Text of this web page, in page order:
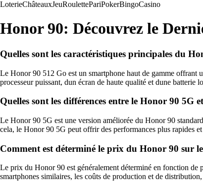
LoterieChâteauxJeuRoulettePariPokerBingoCasino
Honor 90: Découvrez le
Quelles sont les caractéristiques principales du
Le Honor 90 512 Go est un smartphone haut de gamme offrant
processeur puissant, dun écran de haute qualité et dune
Quelles sont les différences entre le Honor 90 5G
Le Honor 90 5G est une version améliorée du Honor 90
cela, le Honor 90 5G peut offrir des performances plus rapides
Comment est déterminé le prix du Honor 90 sur
Le prix du Honor 90 est généralement déterminé en fonction de
smartphones similaires, les coûts de production et de